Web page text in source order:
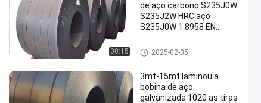
00:15
de aço carbono S235J0W
S235J2W HRC aço
S235J0W 1.8958 EN
Bobina de aço carbono
2025-02-05
3mt-15mt laminou a
bobina de aço
galvanizada 1020 as tiras